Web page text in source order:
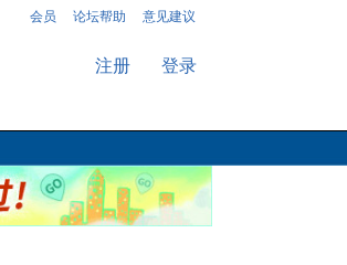
会员 论坛帮助 意见建议
注册 登录